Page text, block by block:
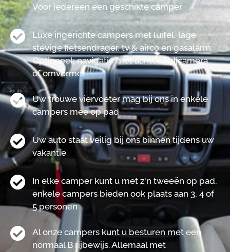
Voor iedereen een geschikte camper
Luxe ingerichte campers met luifel, lage
stevige fietsendrager, tv & airco en gasalarm.
Optioneel; navigatie met achteruitrijcamera
of omvormer
Uw trouwe viervoeter mag bij ons in enkele
campers mee op pad
Uw auto staat veilig bij ons binnen tijdens uw
vakantie
In elke camper kunt u met z'n tweeën op pad,
enkele campers bieden ook plaats aan 3, 4 of
5 personen
Al onze campers kunt u besturen met een
normaal B rijbewijs. Allemaal met